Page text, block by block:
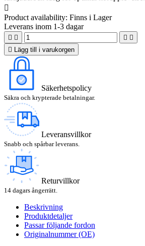

Product availability: Finns i Lager
Leverans inom 1-3 dagar
   

Lägg till i varukorgen
Säkerhetspolicy
Säkra och krypterade betalningar.
Leveransvillkor
Snabb och spårbar leverans.
Returvillkor
14 dagars ångerrätt.
Beskrivning
Produktdetaljer
Passar följande fordon
Originalnummer (OE)